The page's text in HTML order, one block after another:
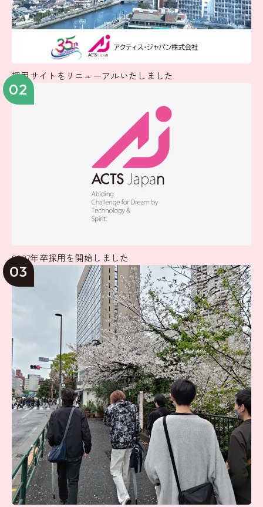
採用サイトをリニューアルいたしました
02
2027年卒採用を開始しました
03